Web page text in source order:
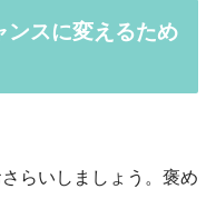
ンスに変えるため
らいしましょう。褒め